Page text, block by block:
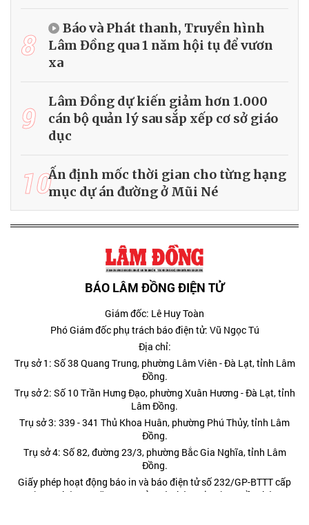
8
Báo và Phát thanh, Truyền hình
Lâm Đồng qua 1 năm hội tụ để vươn
xa
9
Lâm Đồng dự kiến giảm hơn 1.000
cán bộ quản lý sau sắp xếp cơ sở giáo
dục
10Ấn định mốc thời gian cho từng hạng
mục dự án đường ở Mũi Né
BÁO LÂM ĐỒNG ĐIỆN TỬ
Giám đốc: Lê Huy Toàn
Phó Giám đốc phụ trách báo điện tử: Vũ Ngọc Tú
Địa chỉ:
Trụ sở 1: Số 38 Quang Trung, phường Lâm Viên - Đà Lạt, tỉnh Lâm
Đồng.
Trụ sở 2: Số 10 Trần Hưng Đạo, phường Xuân Hương - Đà Lạt, tỉnh
Lâm Đồng.
Trụ sở 3: 339 - 341 Thủ Khoa Huân, phường Phú Thủy, tỉnh Lâm
Đồng.
Trụ sở 4: Số 82, đường 23/3, phường Bắc Gia Nghĩa, tỉnh Lâm
Đồng.
Giấy phép hoạt động báo in và báo điện tử số 232/GP-BTTT cấp
ngày 29 tháng 8 năm 2024 của Bộ Thông tin và Truyền thông.